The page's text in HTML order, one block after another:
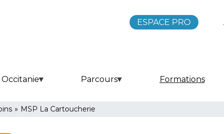
ESPACE PRO
Occitanie Parcours Formations
» MSP La Cartoucherie